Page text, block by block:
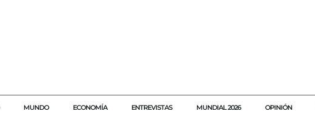
MUNDO ECONOMÍA ENTREVISTAS MUNDIAL 2026 OPINIÓN